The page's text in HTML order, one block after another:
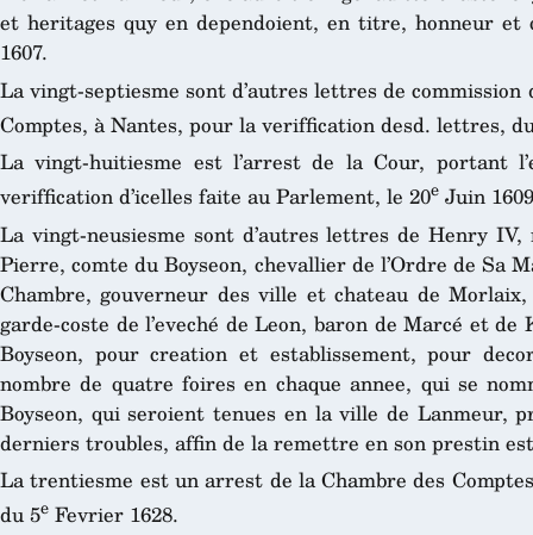
et heritages quy en dependoient, en titre, honneur
1607.
La vingt-septiesme sont d’autres lettres de commission
Comptes, à Nantes, pour la veriffication desd. lettres,
La vingt-huitiesme est l’arrest de la Cour, portant
veriffication d’icelles faite au Parlement, le 20e Juin
La vingt-neusiesme sont d’autres lettres de Henry
Pierre, comte du Boyseon, chevallier de l’Ordre de Sa
Chambre, gouverneur des ville et chateau de
garde-coste de l’eveché de Leon, baron de Marcé et
Boyseon, pour creation et establissement, pour
nombre de quatre foires en chaque annee, qui se
Boyseon, qui seroient tenues en la ville de Lanmeur,
derniers troubles, affin de la remettre en son prestin
La trentiesme est un arrest de la Chambre des
du 5e Fevrier 1628.